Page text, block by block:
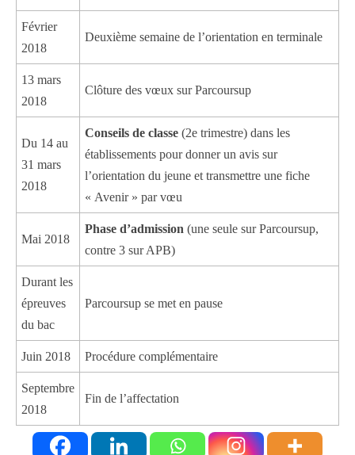
Février
2018
Deuxième semaine de l’orientation en terminale
13 mars
2018
Clôture des vœux sur Parcoursup
Du 14 au
31 mars
2018
Conseils de classe (2e trimestre) dans les
établissements pour donner un avis sur
l’orientation du jeune et transmettre une fiche
« Avenir » par vœu
Mai 2018
Phase d’admission (une seule sur Parcoursup,
contre 3 sur APB)
Durant les
épreuves
du bac
Parcoursup se met en pause
Juin 2018 Procédure complémentaire
Septembre
2018
Fin de l’affectation